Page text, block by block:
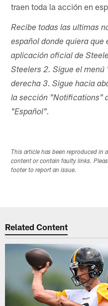
traen toda la acción en
Recibe todas las ultimas
español donde quiera que
aplicación oficial de
Steelers 2. Sigue el
derecha 3. Sigue hacia
la sección "Notifications"
"Español".
This article has been reproduced in
content or contain faulty links.
footer to report an issue.
Related Content